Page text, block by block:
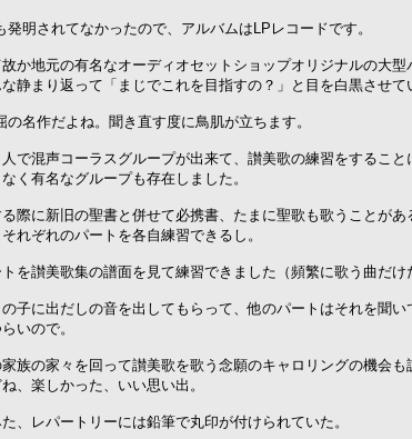
明されてなかったので、アルバムはLPレコードです。
か地元の有名なオーディオセットショップオリジナルの大
静まり返って「まじでこれを目指すの？」と目を白黒させて
名作だよね。聞き直す度に鳥肌が立ちます。
で混声コーラスグループが出来て、讃美歌の練習をすること
く有名なグループも存在しました。
際に新旧の聖書と併せて必携書、たまに聖歌も歌うことが
れぞれのパートを各自練習できるし。
を讃美歌集の譜面を見て練習できました（頻繁に歌う曲だけ
子に出だしの音を出してもらって、他のパートはそれを聞
いので。
族の家々を回って讃美歌を歌う念願のキャロリングの機会
、楽しかった、いい思い出。
、レパートリーには鉛筆で丸印が付けられていた。